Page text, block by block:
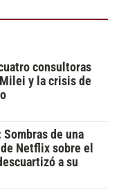
consultoras
y la crisis de
de una
Netflix sobre el
a su